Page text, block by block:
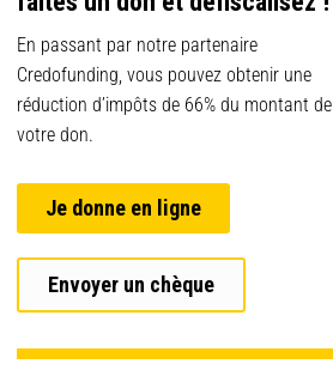
En passant par notre partenaire
Credofunding, vous pouvez obtenir une
réduction d’impôts de 66% du montant de
votre don.
Je donne en ligne
Envoyer un chèque